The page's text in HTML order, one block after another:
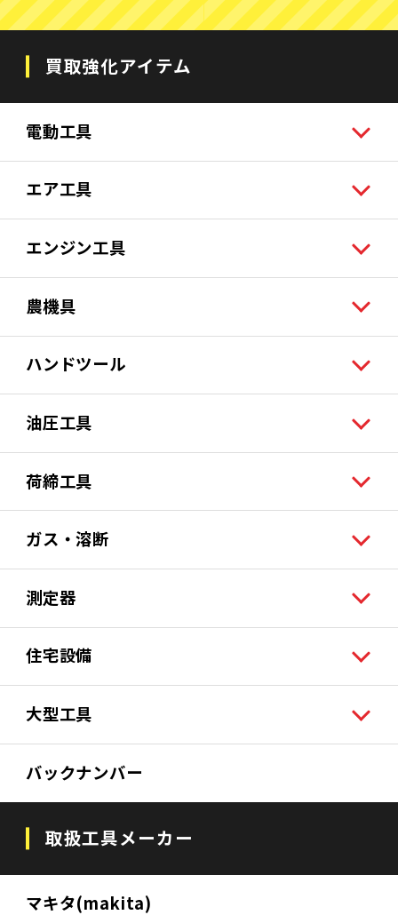
買取強化アイテム
電動工具
エア工具
エンジン工具
農機具
ハンドツール
油圧工具
荷締工具
ガス・溶断
測定器
住宅設備
大型工具
バックナンバー
取扱工具メーカー
マキタ(makita)